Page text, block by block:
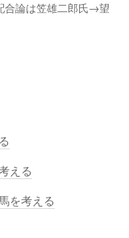
合論は笠雄二郎氏→望
える
を考える